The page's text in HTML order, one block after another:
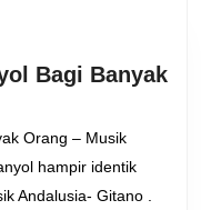
Bagi Banyak
Orang – Musik
hampir identik
Andalusia- Gitano .